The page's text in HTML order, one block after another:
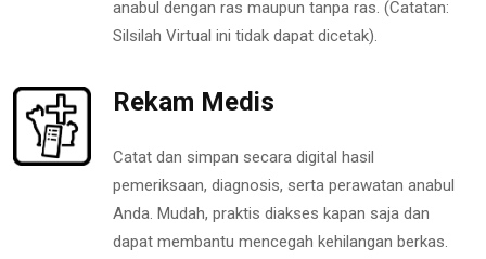
anabul dengan ras maupun tanpa ras. (Catatan:
Silsilah Virtual ini tidak dapat dicetak).
Rekam Medis
Catat dan simpan secara digital hasil
pemeriksaan, diagnosis, serta perawatan anabul
Anda. Mudah, praktis diakses kapan saja dan
dapat membantu mencegah kehilangan berkas.